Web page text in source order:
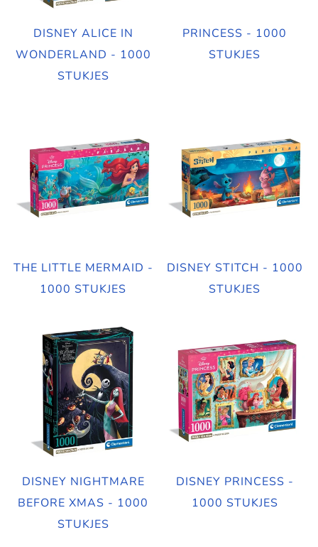
DISNEY ALICE IN
WONDERLAND - 1000
STUKJES
PRINCESS - 1000
STUKJES
THE LITTLE MERMAID -
1000 STUKJES
DISNEY STITCH - 1000
STUKJES
DISNEY NIGHTMARE
BEFORE XMAS - 1000
STUKJES
DISNEY PRINCESS -
1000 STUKJES